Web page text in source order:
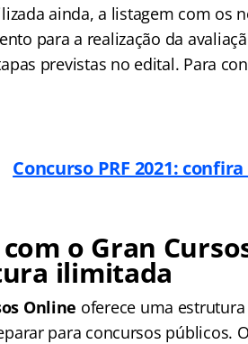
ainda, a listagem com os
para a realização da
previstas no edital. Para
Concurso PRF 2021:
o Gran
ilimitada
Online oferece uma
para concursos públicos.